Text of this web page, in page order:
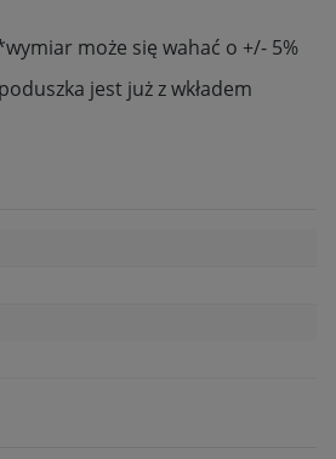
może się wahać o +/- 5%
jest już z wkładem